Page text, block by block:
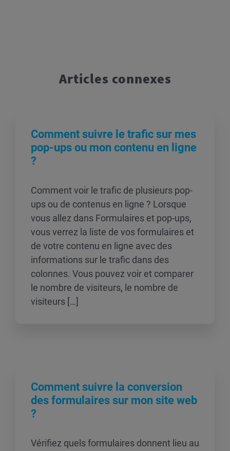
Articles connexes
Comment suivre le trafic sur mes
pop-ups ou mon contenu en ligne
?
Comment voir le trafic de plusieurs pop-
ups ou de contenus en ligne ? Lorsque
vous allez dans Formulaires et pop-ups,
vous verrez la liste de vos formulaires et
de votre contenu en ligne avec des
informations sur le trafic dans des
colonnes. Vous pouvez voir et comparer
le nombre de visiteurs, le nombre de
visiteurs […]
Comment suivre la conversion
des formulaires sur mon site web
?
Vérifiez quels formulaires donnent lieu au